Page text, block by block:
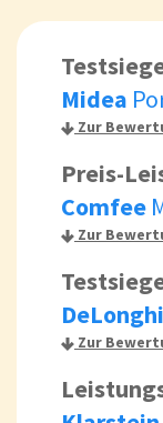
Midea
Zur
Preis-
Comfee
Zur
DeLonghi
Zur